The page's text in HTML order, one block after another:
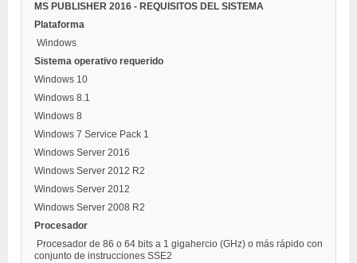
MS PUBLISHER 2016 - REQUISITOS DEL SISTEMA
Plataforma
Windows
Sistema operativo requerido
Windows 10
Windows 8.1
Windows 8
Windows 7 Service Pack 1
Windows Server 2016
Windows Server 2012 R2
Windows Server 2012
Windows Server 2008 R2
Procesador
Procesador de 86 o 64 bits a 1 gigahercio (GHz) o más rápido con
conjunto de instrucciones SSE2